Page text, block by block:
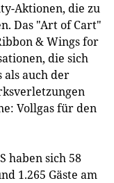
Aktionen, die zu
Das "Art of Cart"
& Wings for
die sich
auch der
Vollgas für den
haben sich 58
1.265 Gäste am